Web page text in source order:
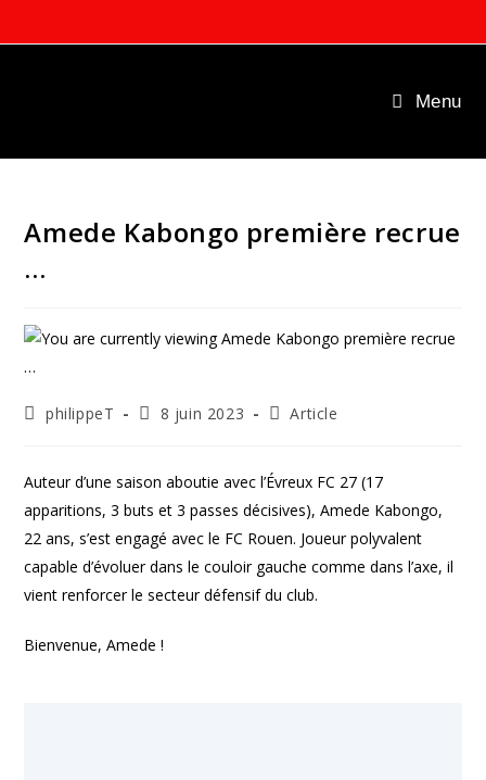
to
Menu
Amede Kabongo première recrue
…
Auteur/autrice
publication :
philippeT
Publication
8 juin 2023
PostArticle
Auteur d’une saison aboutie avec l’Évreux FC 27 (17
apparitions, 3 buts et 3 passes décisives), Amede Kabongo,
22 ans, s’est engagé avec le FC Rouen. Joueur polyvalent
capable d’évoluer dans le couloir gauche comme dans l’axe, il
vient renforcer le secteur défensif du club.
Bienvenue, Amede !